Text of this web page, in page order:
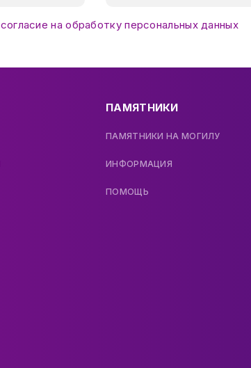
согласие на обработку персональных данных
ПАМЯТНИКИ
ПАМЯТНИКИ НА МОГИЛУ
ИНФОРМАЦИЯ
ПОМОЩЬ